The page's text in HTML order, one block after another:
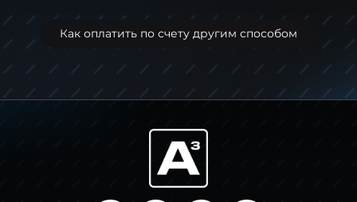
Как оплатить по счету другим способом